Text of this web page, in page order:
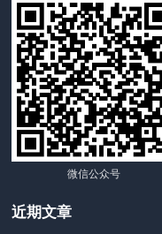
微信公众号
近期文章